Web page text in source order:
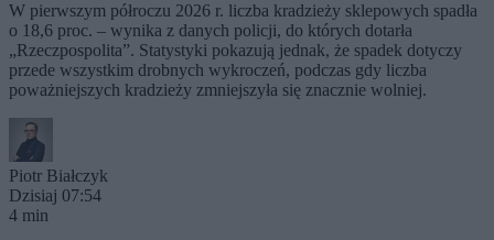
W pierwszym półroczu 2026 r. liczba kradzieży sklepowych spadła
o 18,6 proc. – wynika z danych policji, do których dotarła
„Rzeczpospolita”. Statystyki pokazują jednak, że spadek dotyczy
przede wszystkim drobnych wykroczeń, podczas gdy liczba
poważniejszych kradzieży zmniejszyła się znacznie wolniej.
Piotr Białczyk
Dzisiaj 07:54
4 min